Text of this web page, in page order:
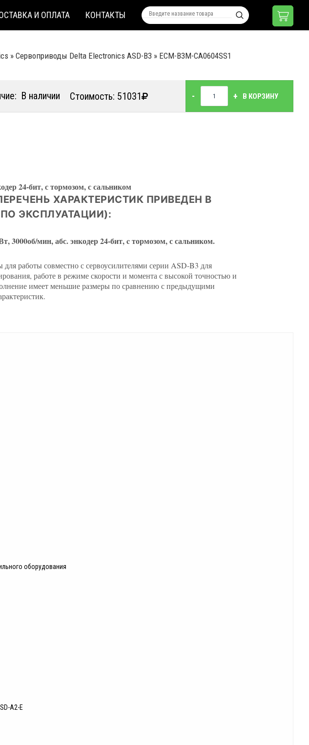
И ОПЛАТА КОНТАКТЫ
» Сервоприводы Delta Electronics ASD-B3 » ECM-B3М-CА0604SS1
В наличии Стоимость: 51031 - + В КОРЗИНУ
24-бит, с тормозом, с сальником
ХАРАКТЕРИСТИК ПРИВЕДЕН В
ЭКСПЛУАТАЦИИ):
3000об/мин, абс. энкодер 24-бит, c тормозом, с сальником.
работы совместно с сервоусилителями серии ASD-B3 для
работе в режиме скорости и момента с высокой точностью и
имеет меньшие размеры по сравнению с предыдущими
оборудования
A2-E